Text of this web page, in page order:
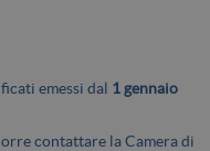
emessi dal 1 gennaio
contattare la Camera di